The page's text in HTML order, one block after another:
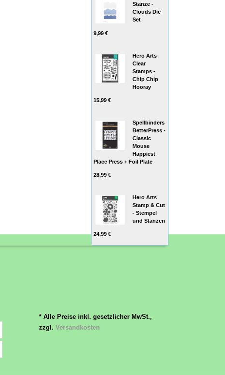
Stanze -
Clouds Die
Set
9,99 €
Hero Arts
Clear
Stamps -
Chip Chip
Hooray
15,99 €
Spellbinders
BetterPress -
Classic
Mouse
Happiest
Place Press + Foil Plate
28,99 €
Hero Arts
Stamp & Cut
- Stempel
und Stanzen
24,99 €
* Alle Preise inkl. gesetzlicher MwSt.,
zzgl. Versandkosten